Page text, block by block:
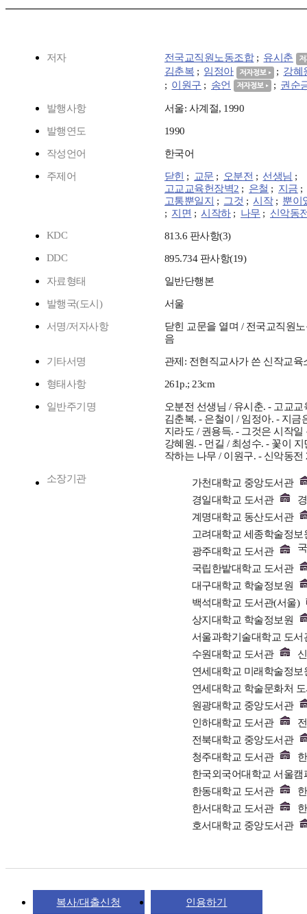
저자 전국교직원노동조합; 유시춘
김춘복 ; 임정아 ; 강혜
; 이원구 ; 송언 ; 권순
발행사항 서울: 사계절, 1990
발행연도 1990
작성언어 한국어
주제어 닫힌 ; 교문 ; 오분전 ; 선생님 ;
고교교육헌장벽2 ; 은철 ; 지금 ;
고통뿐일지 ; 그것 ;시작; 뿐이
; 지면 ;시작하 ; 나무 ; 신악동
KDC
813.6 판사항(3)
DDC
895.734 판사항(19)
자료형태 일반단행본
발행국(도시) 서울
서명/저자사항
닫힌 교문을 열며 / 전국교직원
음
기타서명 관제: 전현직교사가 쓴 신작교육
형태사항 261p.; 23cm
일반주기명
오분전 선생님 / 유시춘. - 고교교
김춘복. - 은철이 / 임정아. - 지금
지라도 / 권용득. - 그것은 시작일
강혜원. - 먼길 / 최성수. - 꽃이
작하는 나무 / 이원구. - 신악동전
소장기관
가천대학교 중앙도서관
경일대학교 도서관
계명대학교 동산도서관
고려대학교 세종학술정
광주대학교 도서관
국립한밭대학교 도서관
대구대학교 학술정보원
백석대학교 도서관(서울)
상지대학교 학술정보원
서울과학기술대학교 도
수원대학교 도서관
연세대학교 미래학술정
연세대학교 학술문화처
원광대학교 중앙도서관
인하대학교 도서관
전북대학교 중앙도서관
청주대학교 도서관
한국외국어대학교 서울
한동대학교 도서관
한서대학교 도서관
호서대학교 중앙도서관
복사/대출신청 인용하기